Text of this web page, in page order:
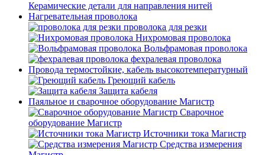
Керамические детали для направления нитей
Нагревательная проволока
проволока для резки
Нихромовая проволока
Вольфрамовая проволока
фехралевая проволока
Провода термостойкие, кабель высокотемпературный
Греющий кабель
Защита кабеля
Паяльное и сварочное оборудование Магистр
Сварочное
оборудование Магистр
Источники тока Магистр
Средства измерения